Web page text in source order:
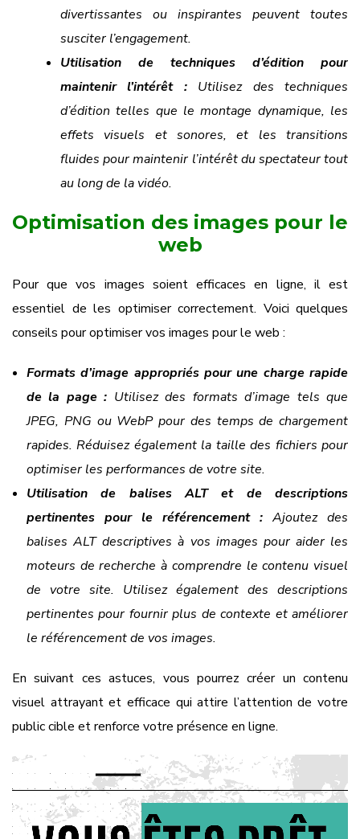
divertissantes ou inspirantes peuvent toutes
susciter l’engagement.
Utilisation de techniques d’édition pour
maintenir l’intérêt :Utilisez des techniques
d’édition telles que le montage dynamique, les
effets visuels et sonores, et les transitions
fluides pour maintenir l’intérêt du spectateur tout
au long de la vidéo.
Optimisation des images pour le
web
Pour que vos images soient efficaces en ligne, il est
essentiel de les optimiser correctement. Voici quelques
conseils pour optimiser vos images pour le web :
Formats d’image appropriés pour une charge rapide
de la page : Utilisez des formats d’image tels que
JPEG, PNG ou WebP pour des temps de chargement
rapides. Réduisez également la taille des fichiers pour
optimiser les performances de votre site.
Utilisation de balises ALT et de descriptions
pertinentes pour le référencement : Ajoutez des
balises ALT descriptives à vos images pour aider les
moteurs de recherche à comprendre le contenu visuel
de votre site. Utilisez également des descriptions
pertinentes pour fournir plus de contexte et améliorer
le référencement de vos images.
En suivant ces astuces, vous pourrez créer un contenu
visuel attrayant et efficace qui attire l’attention de votre
public cible et renforce votre présence en ligne.